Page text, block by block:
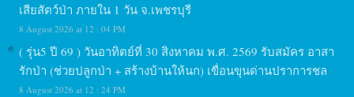
เสียสัตว์ป่า ภายใน 1 วัน จ.เพชรบุรี
8 August 2026 at 12 : 04 PM
( รุ่น5 ปี 69 ) วันอาทิตย์ที่ 30 สิงหาคม พ.ศ. 2569 รับสมัคร อาสา
รักป่า (ช่วยปลูกป่า + สร้างบ้านให้นก) เขื่อนขุนด่านปราการชล
8 August 2026 at 12 : 24 PM